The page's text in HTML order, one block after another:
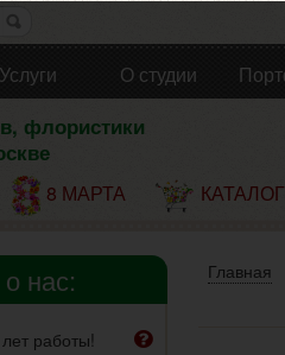
Услуги О студии
флористики
8 МАРТА КАТАЛОГ
Главная
нас:
работы!